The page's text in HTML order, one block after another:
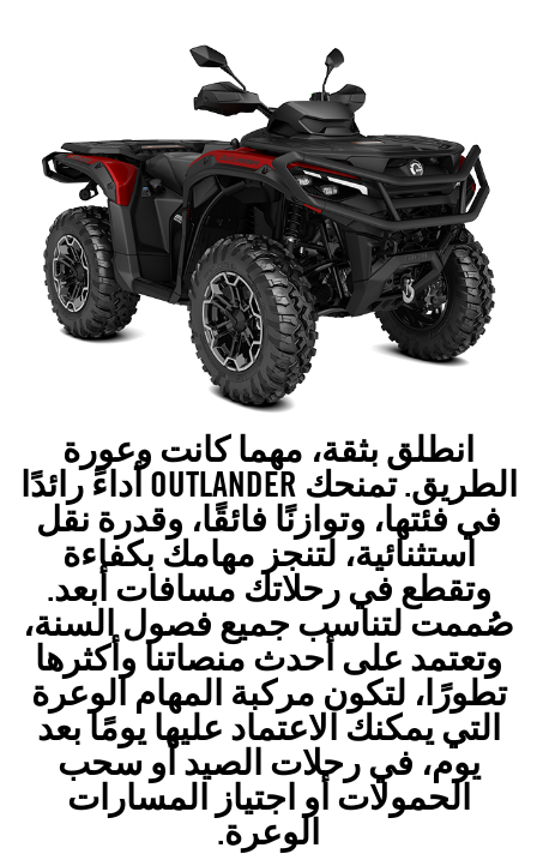
انطلق بثقة، مهما كانت وعورة
الطريق. تمنحك OUTLANDER أداءً رائدًا
في فئتها، وتوازنًا فائقًا، وقدرة نقل
استثنائية، لتنجز مهامك بكفاءة
وتقطع في رحلاتك مسافات أبعد.
صُممت لتناسب جميع فصول السنة،
وتعتمد على أحدث منصاتنا وأكثرها
تطورًا، لتكون مركبة المهام الوعرة
التي يمكنك الاعتماد عليها يومًا بعد
يوم، في رحلات الصيد أو سحب
الحمولات أو اجتياز المسارات
الوعرة.